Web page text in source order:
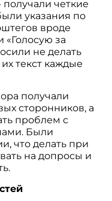
получали четкие
указания по
вроде
за
не делать
текст каждые
получали
сторонников, а
проблем с
Были
что делать при
на допросы и